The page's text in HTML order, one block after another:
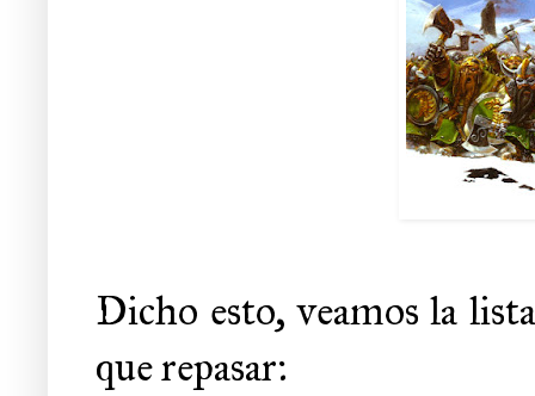
Dicho esto, veamos la
que repasar: